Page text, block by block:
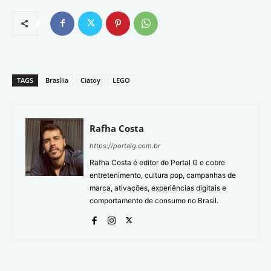
TAGS Brasília Ciatoy LEGO
Rafha Costa
https://portalg.com.br
Rafha Costa é editor do Portal G e cobre
entretenimento, cultura pop, campanhas de
marca, ativações, experiências digitais e
comportamento de consumo no Brasil.